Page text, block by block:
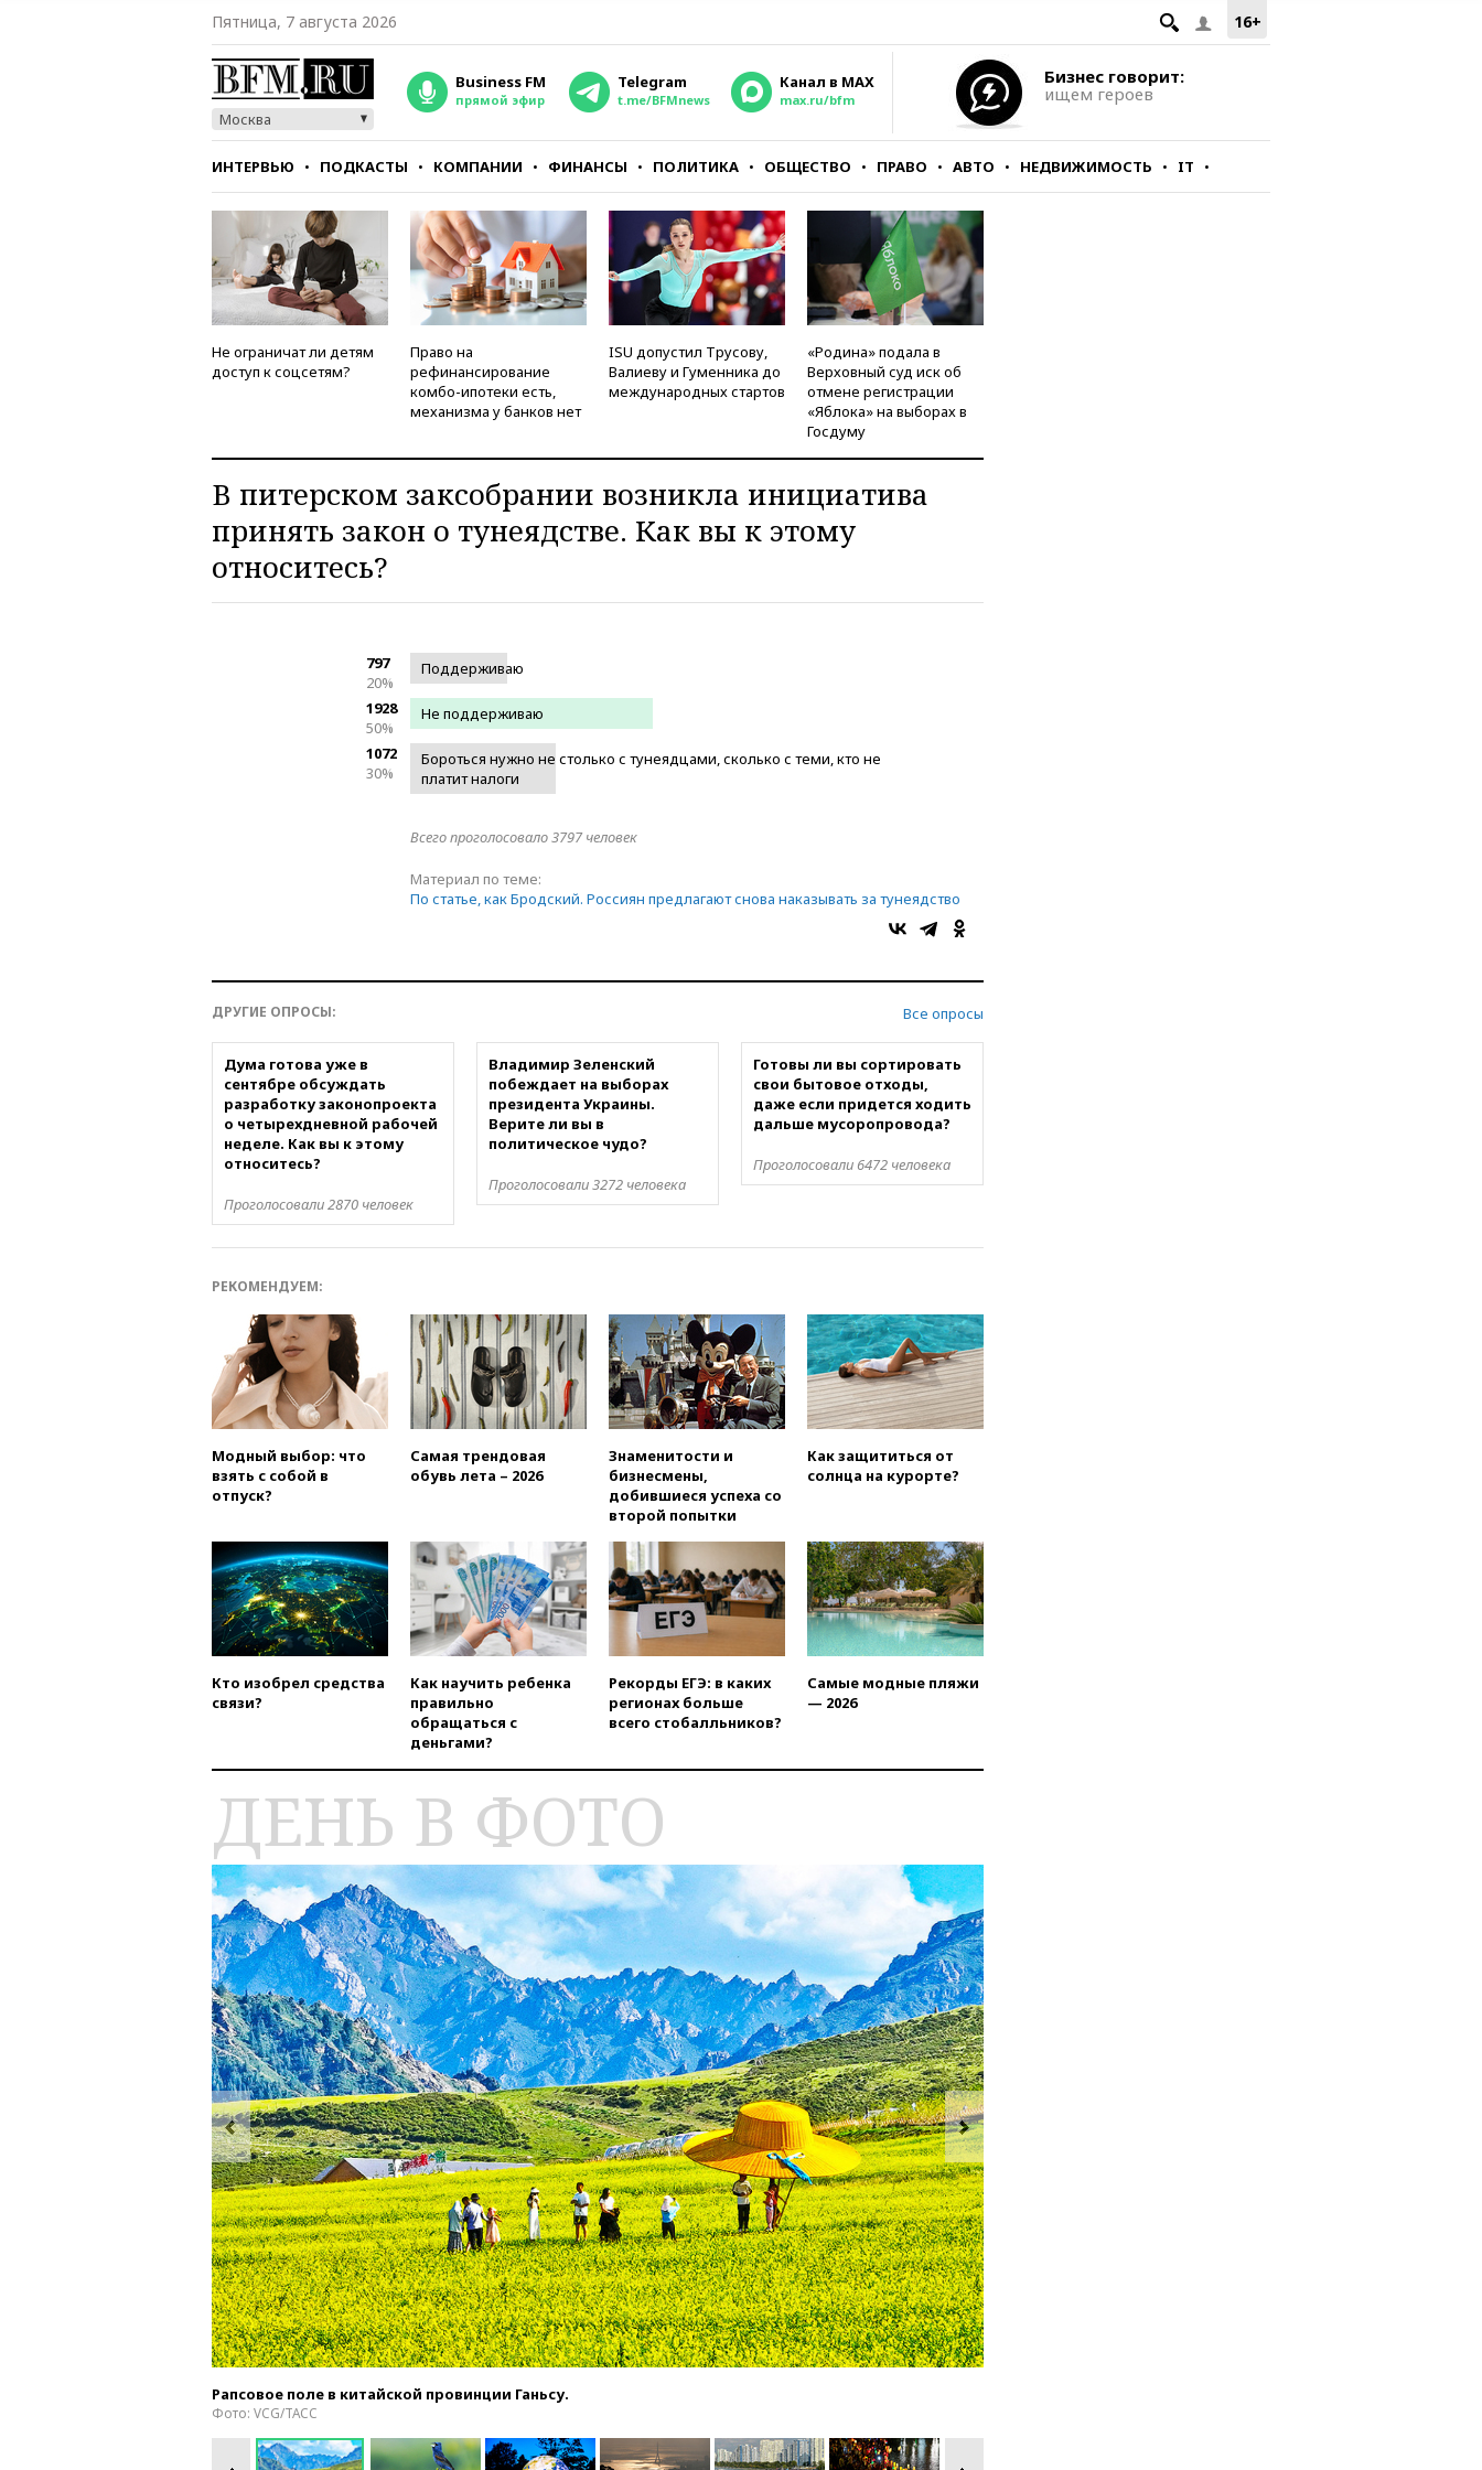
16+
Пятница, 7 августа 2026
Москва
Business FM
прямой эфир
Telegram
t.me/BFMnews
Канал в MAX
max.ru/bfm
Бизнес говорит:
ищем героев
ИНТЕРВЬЮ ПОДКАСТЫ КОМПАНИИ ФИНАНСЫ ПОЛИТИКА ОБЩЕСТВО ПРАВО АВТО НЕДВИЖИМОСТЬ IT
СТИЛЬ ТЕСТЫ
Не ограничат ли детям
доступ к соцсетям?
Право на
рефинансирование
комбо-ипотеки есть,
механизма у банков нет
ISU допустил Трусову,
Валиеву и Гуменника до
международных стартов
«Родина» подала в
Верховный суд иск об
отмене регистрации
«Яблока» на выборах в
Госдуму
В питерском заксобрании возникла инициатива
принять закон о тунеядстве. Как вы к этому
относитесь?
797
20%
Поддерживаю
1928
50%
Не поддерживаю
1072
30%
Бороться нужно не столько с тунеядцами, сколько с теми, кто не
платит налоги
Всего проголосовало 3797 человек
Материал по теме:
По статье, как Бродский. Россиян предлагают снова наказывать за тунеядство
Все опросы
ДРУГИЕ ОПРОСЫ:
Дума готова уже в
сентябре обсуждать
разработку законопроекта
о четырехдневной рабочей
неделе. Как вы к этому
относитесь?
Проголосовали 2870 человек
Владимир Зеленский
побеждает на выборах
президента Украины.
Верите ли вы в
политическое чудо?
Проголосовали 3272 человека
Готовы ли вы сортировать
свои бытовое отходы,
даже если придется ходить
дальше мусоропровода?
Проголосовали 6472 человека
РЕКОМЕНДУЕМ:
Модный выбор: что
взять с собой в
отпуск?
Самая трендовая
обувь лета – 2026
Знаменитости и
бизнесмены,
добившиеся успеха со
второй попытки
Как защититься от
солнца на курорте?
Кто изобрел средства
связи?
Как научить ребенка
правильно
обращаться с
деньгами?
Рекорды ЕГЭ: в каких
регионах больше
всего стобалльников?
Самые модные пляжи
— 2026
ДЕНЬ В ФОТО
Рапсовое поле в китайской провинции Ганьсу.
Фото: VCG/ТАСС